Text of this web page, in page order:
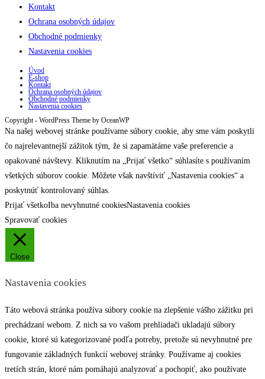
Kontakt
Ochrana osobných údajov
Obchodné podmienky
Nastavenia cookies
Úvod
E-shop
Kontakt
Ochrana osobných údajov
Obchodné podmienky
Nastavenia cookies
Copyright - WordPress Theme by OceanWP
Na našej webovej stránke používame súbory cookie, aby sme vám poskytli
čo najrelevantnejší zážitok tým, že si zapamätáme vaše preferencie a
opakované návštevy. Kliknutím na „Prijať všetko“ súhlasíte s používaním
všetkých súborov cookie. Môžete však navštíviť „Nastavenia cookies“ a
poskytnúť kontrolovaný súhlas.
Prijať všetkoIba nevyhnutné cookiesNastavenia cookies
Spravovať cookies
Close
Nastavenia cookies
Táto webová stránka používa súbory cookie na zlepšenie vášho zážitku pri
prechádzaní webom. Z nich sa vo vašom prehliadači ukladajú súbory
cookie, ktoré sú kategorizované podľa potreby, pretože sú nevyhnutné pre
fungovanie základných funkcií webovej stránky. Používame aj cookies
tretích strán, ktoré nám pomáhajú analyzovať a pochopiť, ako používate